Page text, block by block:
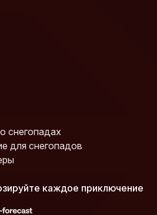
снегопадах
для снегопадов
каждое приключение